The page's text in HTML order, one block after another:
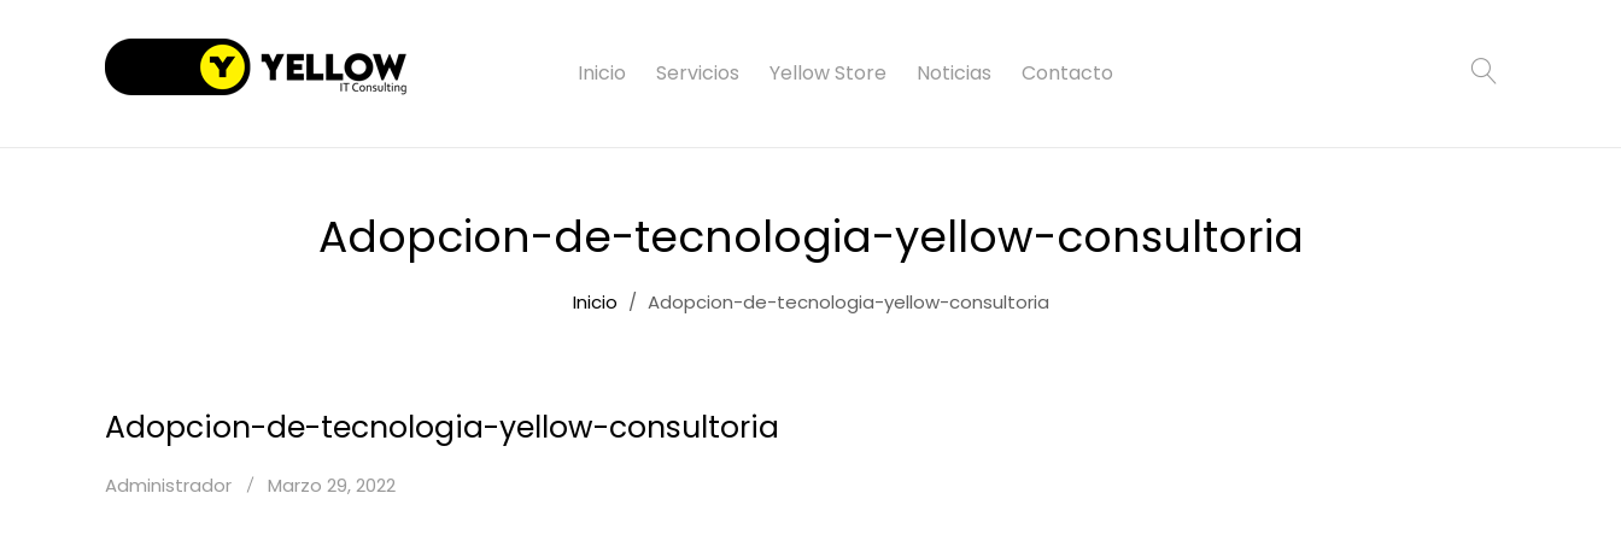
Inicio Servicios Yellow Store Noticias Contacto
Adopcion-de-tecnologia-yellow-consultoria
Inicio Adopcion-de-tecnologia-yellow-consultoria
Adopcion-de-tecnologia-yellow-consultoria
Administrador Marzo 29, 2022